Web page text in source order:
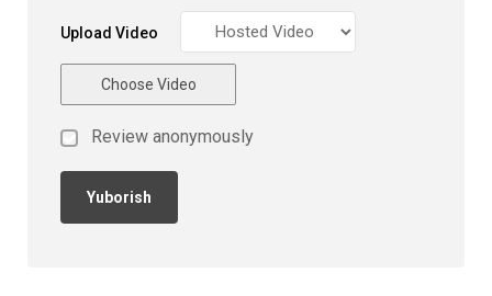
Upload Video
Choose Video
Review anonymously